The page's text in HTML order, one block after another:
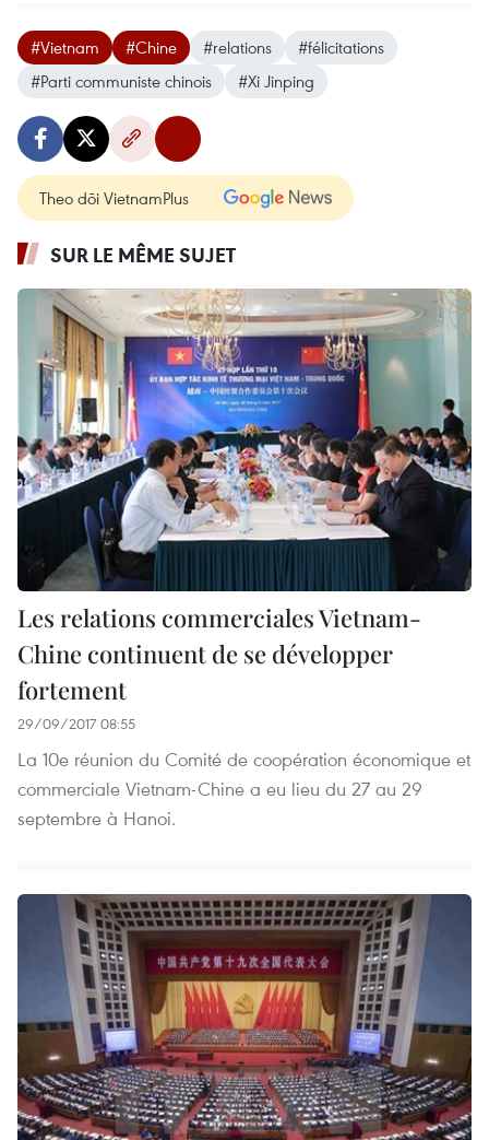
#Vietnam #Chine #relations
#félicitations
#Parti communiste chinois
#Xi Jinping
Theo dõi VietnamPlus
SUR LE MÊME SUJET
Les relations commerciales Vietnam-
Chine continuent de se développer
fortement
29/09/2017 08:55
La 10e réunion du Comité de coopération économique et
commerciale Vietnam-Chine a eu lieu du 27 au 29
septembre à Hanoi.